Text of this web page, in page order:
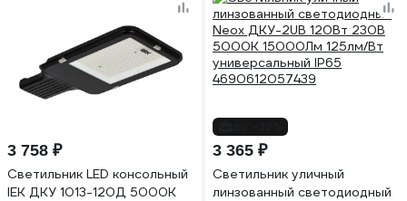
3 758 ₽
Светильник LED консольный
IEK ДКУ 1013-120Д 5000К
3 365 ₽
Светильник уличный
линзованный светодиодный